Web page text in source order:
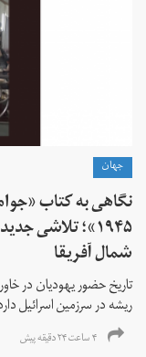
جهان
نگاهی به کتاب
۱۹۴۵»؛ تلاشی
شمال آفریقا
تاریخ حضور یهودیان در
ریشه در سرزمین اسرائیل
۴ ساعت ۲۴ دقیقه پیش